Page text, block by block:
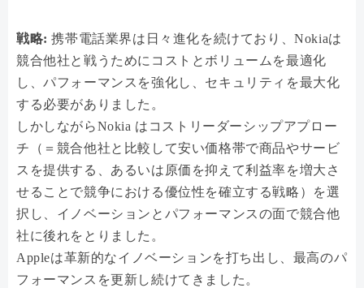
戦略: 携帯電話業界は日々進化を続けており、Nokiaは
競合他社と戦うためにコストとボリュームを最適化
し、パフォーマンスを強化し、セキュリティを最大化
する必要がありました。
しかしながらNokia はコストリーダーシップアプロー
チ（＝競合他社と比較して安い価格帯で商品やサービ
スを提供する、あるいは原価を抑えて利益率を増大さ
せることで競争における優位性を確立する戦略）を選
択し、イノベーションとパフォーマンスの面で競合他
社に後れをとりました。
Appleは革新的なイノベーションを打ち出し、最高のパ
フォーマンスを更新し続けてきました。